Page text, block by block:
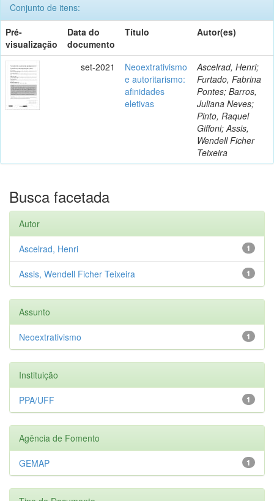
Conjunto de itens:
Pré-
visualização
Data do
documento
Título Autor(es)
set-2021
Neoextrativismo
e autoritarismo:
afinidades
eletivas
Ascelrad, Henri;
Furtado, Fabrina
Pontes; Barros,
Juliana Neves;
Pinto, Raquel
Giffoni; Assis,
Wendell Ficher
Teixeira
Busca facetada
Autor
1
Ascelrad, Henri
1
Assis, Wendell Ficher Teixeira
Assunto
1
Neoextrativismo
Instituição
1
PPA/UFF
Agência de Fomento
1
GEMAP